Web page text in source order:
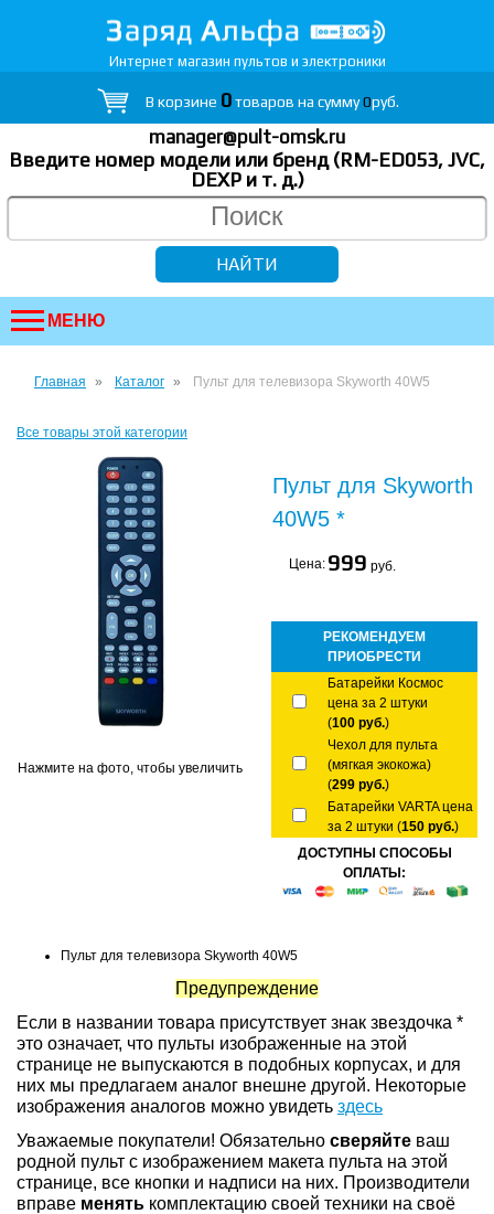
Интернет магазин пультов и электроники
В корзине 0товаров на сумму0руб.
manager@pult-omsk.ru
Введите номер модели или бренд (RM-ED053, JVC,
DEXP и т. д.)
МЕНЮ
Главная Каталог Пульт для телевизора Skyworth 40W5
Все товары этой категории
Нажмите на фото, чтобы увеличить
Пульт для Skyworth
40W5 *
Цена: 999 руб.
РЕКОМЕНДУЕМ
ПРИОБРЕСТИ
Батарейки Космос
цена за 2 штуки
(100 руб.)
Чехол для пульта
(мягкая экокожа)
(299 руб.)
Батарейки VARTA цена
за 2 штуки (150 руб.)
ДОСТУПНЫ СПОСОБЫ
ОПЛАТЫ:
Пульт для телевизора Skyworth 40W5
Предупреждение
Если в названии товара присутствует знак звездочка *
это означает, что пульты изображенные на этой
странице не выпускаются в подобных корпусах, и для
них мы предлагаем аналог внешне другой. Некоторые
изображения аналогов можно увидеть здесь
Уважаемые покупатели! Обязательно сверяйте ваш
родной пульт с изображением макета пульта на этой
странице, все кнопки и надписи на них. Производители
вправе менять комплектацию своей техники на своё